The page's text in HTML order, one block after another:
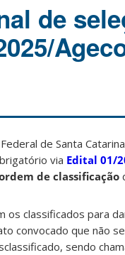
de
de Santa
via Edital 01/
de classificação
classificados para
convocado que não
sendo